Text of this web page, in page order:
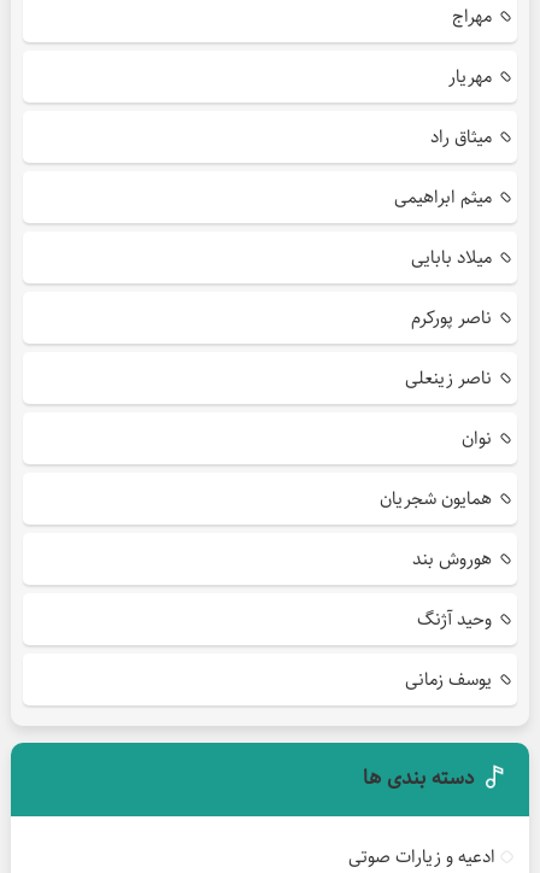
مهراج
مهریار
میثاق راد
میثم ابراهیمی
میلاد بابایی
ناصر پورکرم
ناصر زینعلی
نوان
همایون شجریان
هوروش بند
وحید آژنگ
یوسف زمانی
دسته بندی ها
ادعیه و زیارات صوتی